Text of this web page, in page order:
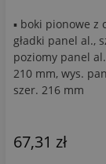
▪ boki pionowe z
gładki panel al.,
poziomy panel
210 mm, wys.
szer. 216 mm
67,31 zł